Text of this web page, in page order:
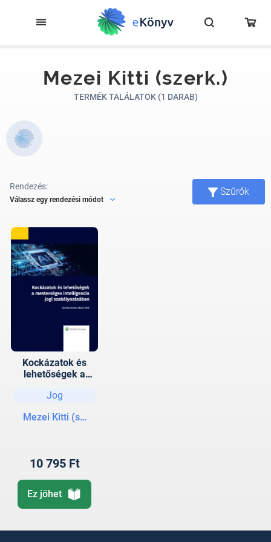
Mezei Kitti (szerk.)
TERMÉK TALÁLATOK (1 DARAB)
Rendezés:
Válassz egy rendezési módot
Szűrők
Kockázatok és
lehetőségek a
intelligencia jogi
Jog
Mezei Kitti (szerk.)
10 795 Ft
Ez jöhet